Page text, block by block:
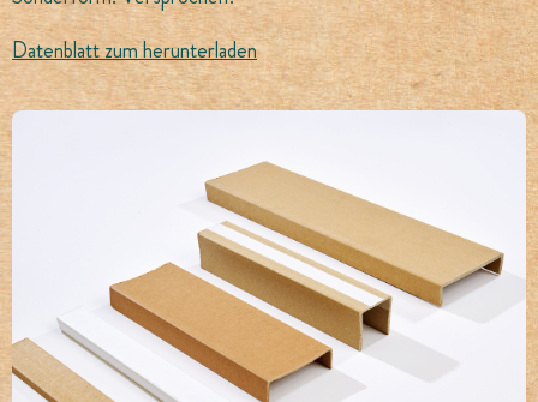
Datenblatt zum herunterladen